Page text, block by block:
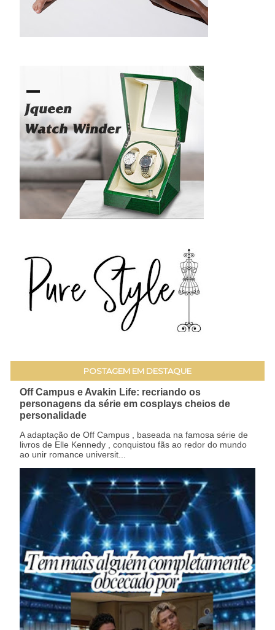
POSTAGEM EM DESTAQUE
Off Campus e Avakin Life: recriando os
personagens da série em cosplays cheios de
personalidade
A adaptação de Off Campus , baseada na famosa série de
livros de Elle Kennedy , conquistou fãs ao redor do mundo
ao unir romance universit...